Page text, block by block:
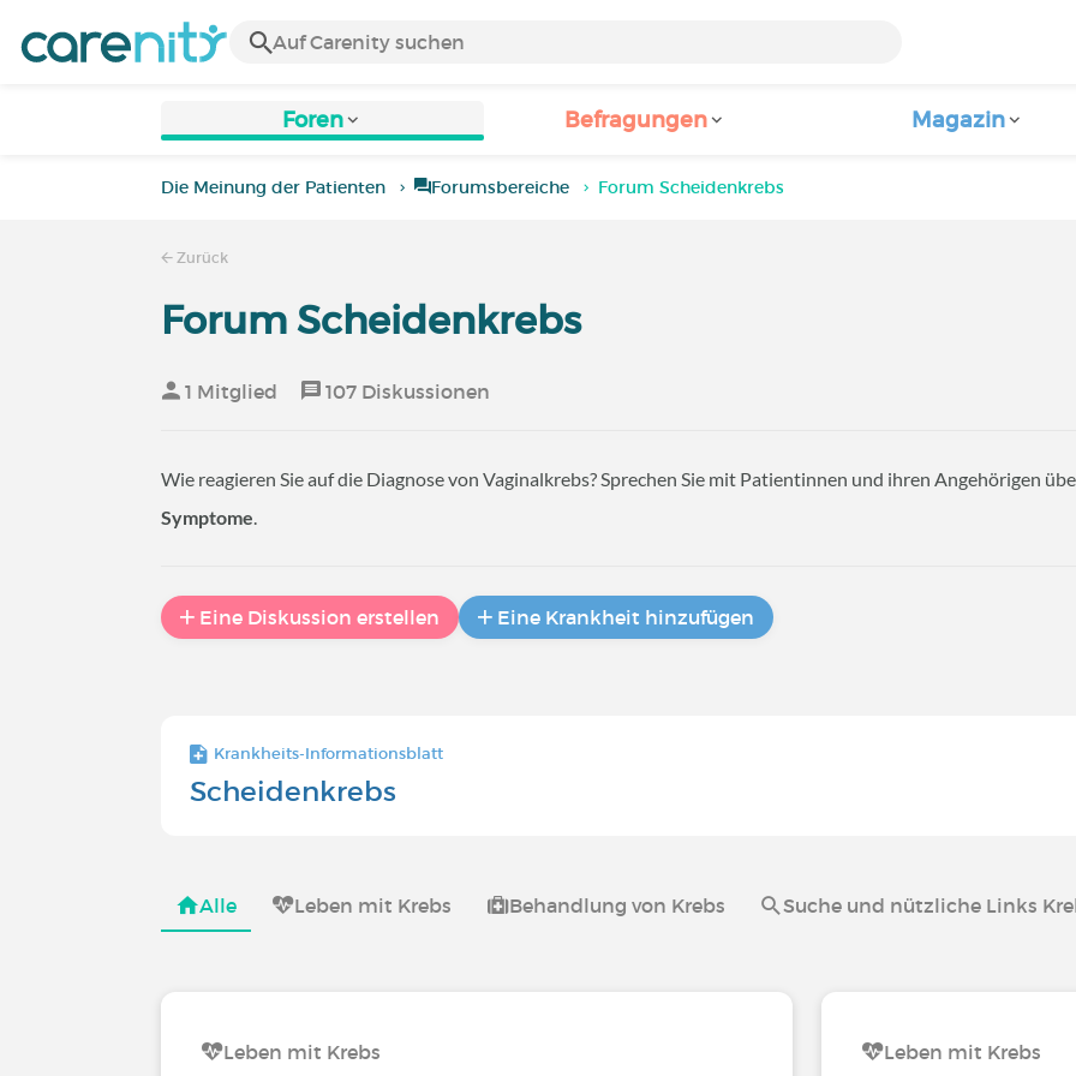
Foren Befragungen Magazin
Die Meinung der Patienten Forumsbereiche Forum Scheidenkrebs
Zurück
Forum Scheidenkrebs
1 Mitglied 107 Diskussionen
Wie reagieren Sie auf die Diagnose von Vaginalkrebs? Sprechen Sie mit Patientinnen und ihren Angehörigen
Symptome.
Eine Diskussion erstellen Eine Krankheit hinzufügen
Krankheits-Informationsblatt
Scheidenkrebs
Alle Leben mit Krebs Behandlung von Krebs Suche und nützliche Links
Leben mit Krebs Leben mit Krebs